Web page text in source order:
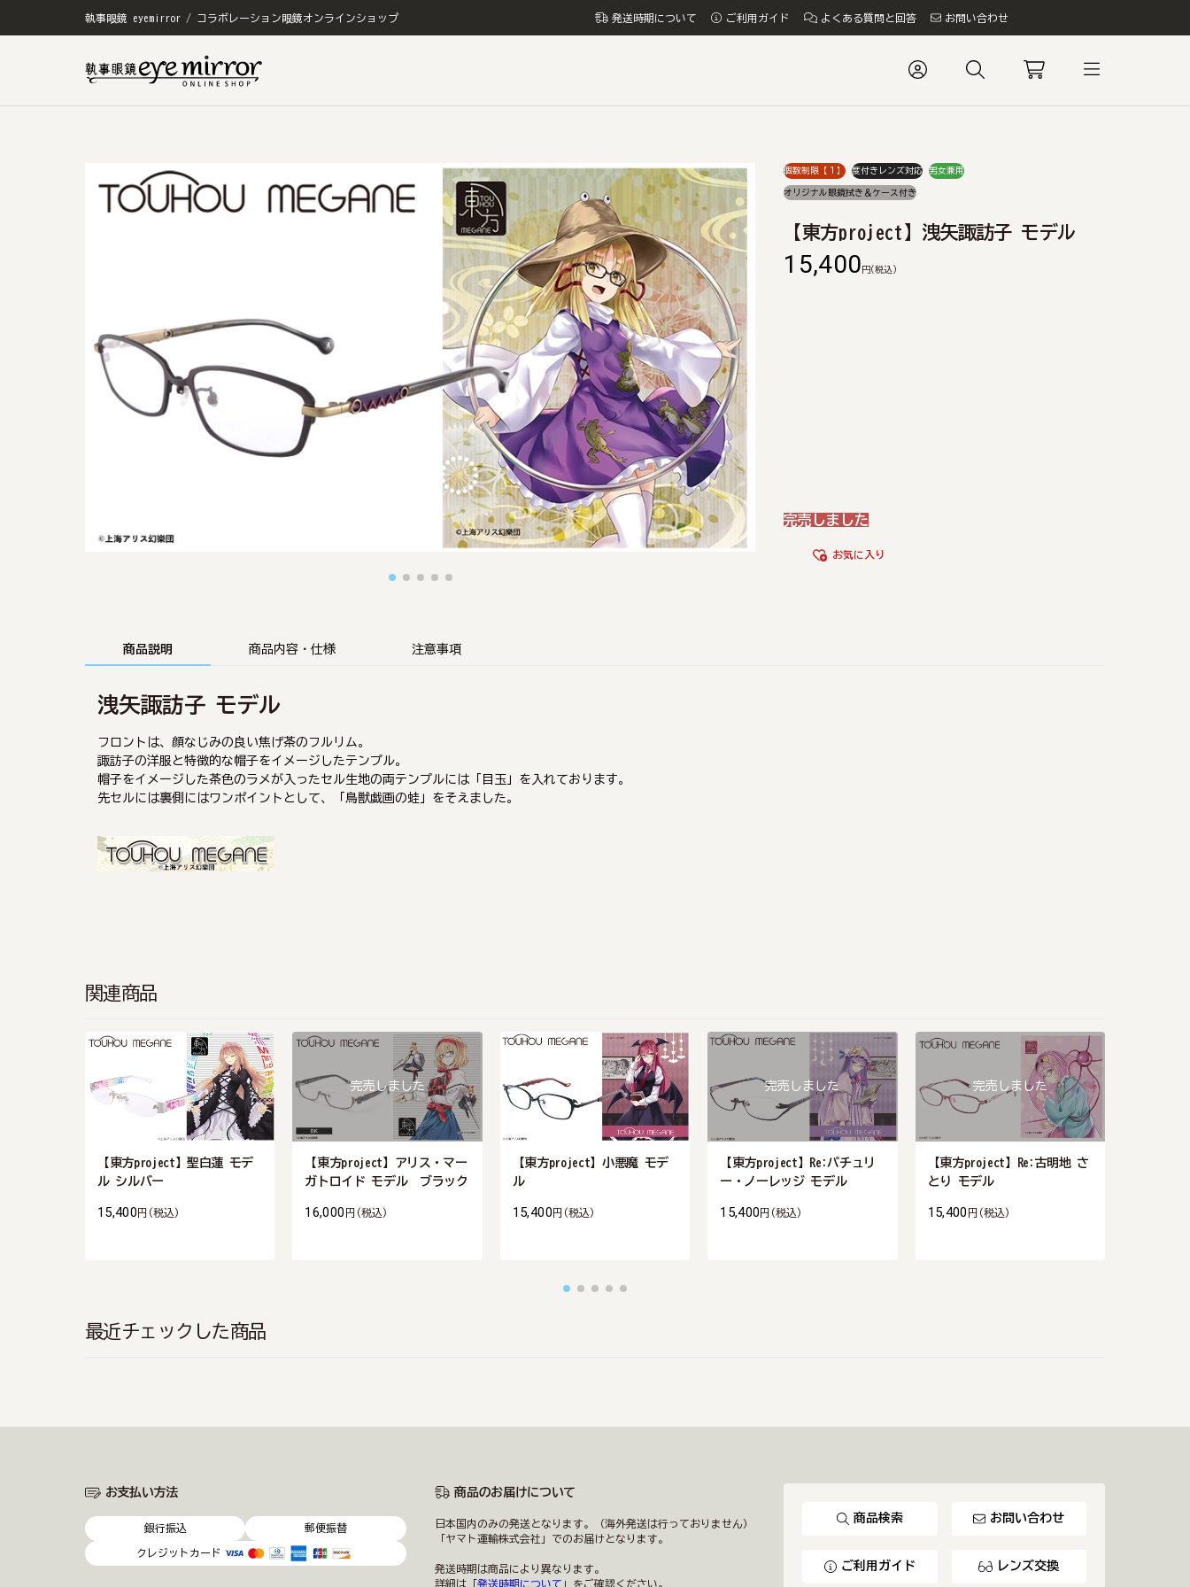
執事眼鏡 eyemirror / コラボレーション眼鏡オンラインショップ 発送時期について ご利用ガイド よくある質問と回答 お問い合わせ
個数制限【１】 度付きレンズ対応 男女兼用
オリジナル眼鏡拭き＆ケース付き
【東方project】洩矢諏訪子 モデル
15,400 円 (税込)
完売しました
お気に入り
商品説明 商品内容・仕様 注意事項
洩矢諏訪子 モデル
フロントは、顔なじみの良い焦げ茶のフルリム。
諏訪子の洋服と特徴的な帽子をイメージしたテンプル。
帽子をイメージした茶色のラメが入ったセル生地の両テンプルには「目玉」を入れております。
先セルには裏側にはワンポイントとして、「鳥獣戯画の蛙」をそえました。
関連商品
【東方project】聖白蓮 モデ
ル シルバー
15,400 円 (税込)
完売しました
【東方project】アリス・マー
ガトロイド モデル ブラック
16,000 円 (税込)
【東方project】小悪魔 モデ
ル
15,400 円 (税込)
完売しました
【東方project】Re:パチュリ
ー・ノーレッジ モデル
15,400 円 (税込)
完売しました
【東方project】Re:古明地 さ
とり モデル
15,400 円 (税込)
最近チェックした商品
お支払い方法
銀行振込 郵便振替
クレジットカード
商品のお届けについて
日本国内のみの発送となります。（海外発送は行っておりません）
「ヤマト運輸株式会社」でのお届けとなります。
発送時期は商品により異なります。
詳細は「 発送時期について 」をご確認ください。
商品検索 お問い合わせ
ご利用ガイド レンズ交換